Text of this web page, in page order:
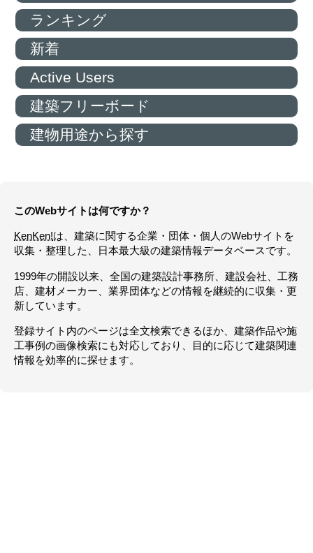
成の裏には、ひとりの建築家
の運命を揺るがした知られざる物語があった。本作は、ジャーナリスト
のロランス・コセによる著書
『新凱旋門物語 ラ・グランダルシュ』（草思社）を基に、理想と政治
の駆け引きに翻弄されながら
で描いたヒューマンドラマ。
『新凱旋門物語』
監督・脚本：ステファン・ドゥムースティエ 出演：クレス・バング、
スワン・アルロー、グザヴィ
エ・ドラン 原作：「新凱旋門物語 ラ・グランダルシュ」 ロランス・コ
セ著 北代美和子訳（草思
社）
国大使館 協力：ユニフラン
【公式サイト】https://mimosafilms.com/thegreatarch/
7月17日(金)よりヒューマントラストシネマ有楽町、新宿武蔵野館、アッ
公開
ランキング
新着
Active Users
建築フリーボード
建物用途から探す
このWebサイトは何ですか？
KenKen!は、建築に関する企業・団体・個人のWebサイトを
収集・整理した、日本最大級の建築情報データベースです。
1999年の開設以来、全国の建築設計事務所、建設会社、工務
店、建材メーカー、業界団体などの情報を継続的に収集・更
新しています。
登録サイト内のページは全文検索できるほか、建築作品や施
工事例の画像検索にも対応しており、目的に応じて建築関連
情報を効率的に探せます。